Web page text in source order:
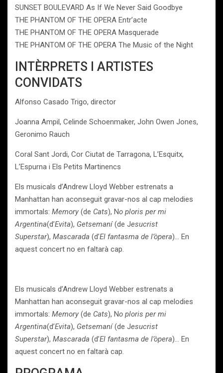
SUNSET BOULEVARD As If We Never Said Goodbye
THE PHANTOM OF THE OPERA Entr’acte
THE PHANTOM OF THE OPERA Masquerade
THE PHANTOM OF THE OPERA The Music of the Night
INTÈRPRETS I ARTISTES
CONVIDATS
Alfonso Casado Trigo, director
Joanna Ampil, Celinde Schoenmaker, John Owen Jones,
Geronimo Rauch
Coral Sant Jordi, Cor Ciutat de Tarragona, L’Esquitx,
L’Espurna i Els Petits Martinencs
Els musicals d’Andrew Lloyd Webber estrenats a
Manhattan han aconseguit gravar-nos al cap melodies
immortals: Memory (de Cats), No ploris per mi
Argentina(d’Evita), Getsemaní(de Jesucrist
Superstar), Mascarada (d’El fantasma de l’òpera)… En
aquest concert no en faltarà cap.
Els musicals d’Andrew Lloyd Webber estrenats a
Manhattan han aconseguit gravar-nos al cap melodies
immortals: Memory (de Cats), No ploris per mi
Argentina(d’Evita), Getsemaní(de Jesucrist
Superstar), Mascarada (d’El fantasma de l’òpera)… En
aquest concert no en faltarà cap.